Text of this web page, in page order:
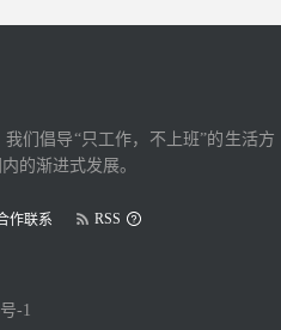
们倡导“只工作，不上班”的生活方
的渐进式发展。
作联系 RSS
-1